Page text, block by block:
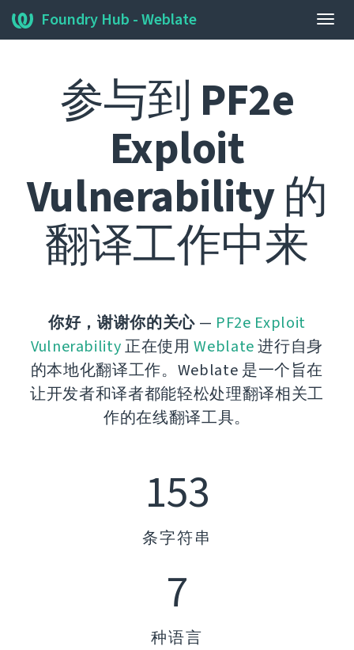
展
开/
Foundry Hub - Weblate
参与到 PF2e
Exploit
Vulnerability的
翻译工作中来
你好，谢谢你的关心 — PF2e Exploit
Vulnerability正在使用Weblate进行自身
的本地化翻译工作。Weblate 是一个旨在
让开发者和译者都能轻松处理翻译相关工
作的在线翻译工具。
153
条字符串
7
种语言